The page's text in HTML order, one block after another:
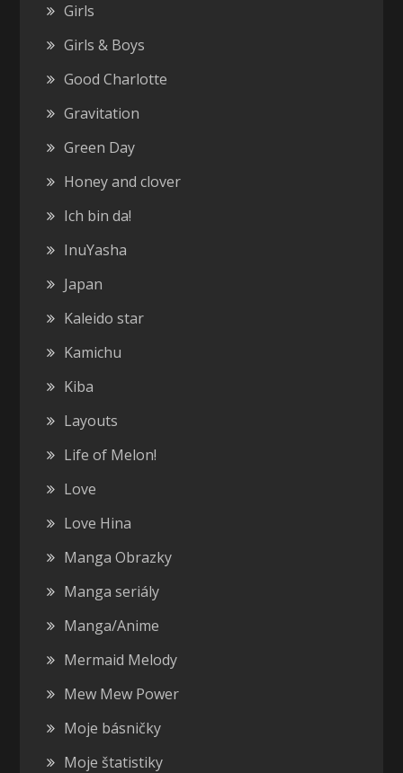
Girls
Girls & Boys
Good Charlotte
Gravitation
Green Day
Honey and clover
Ich bin da!
InuYasha
Japan
Kaleido star
Kamichu
Kiba
Layouts
Life of Melon!
Love
Love Hina
Manga Obrazky
Manga seriály
Manga/Anime
Mermaid Melody
Mew Mew Power
Moje básničky
Moje štatistiky